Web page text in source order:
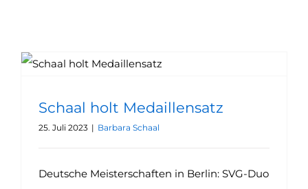
Schaal holt Medaillensatz
25. Juli 2023 | Barbara Schaal
Deutsche Meisterschaften in Berlin: SVG-Duo